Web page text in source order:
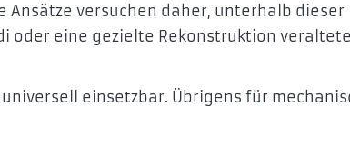
versuchen daher, unterhalb dieser
oder eine gezielte Rekonstruktion
einsetzbar. Übrigens für